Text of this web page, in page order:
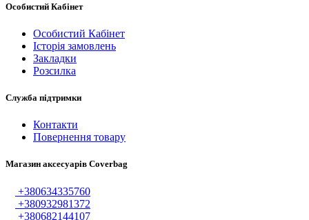
Особистий Кабінет
Особистий Кабінет
Історія замовлень
Закладки
Розсилка
Служба підтримки
Контакти
Повернення товару
Магазин аксесуарів Coverbag
+380634335760
+380932981372
+380682144107